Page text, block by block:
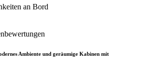
an Bord
Ambiente und geräumige Kabinen mit